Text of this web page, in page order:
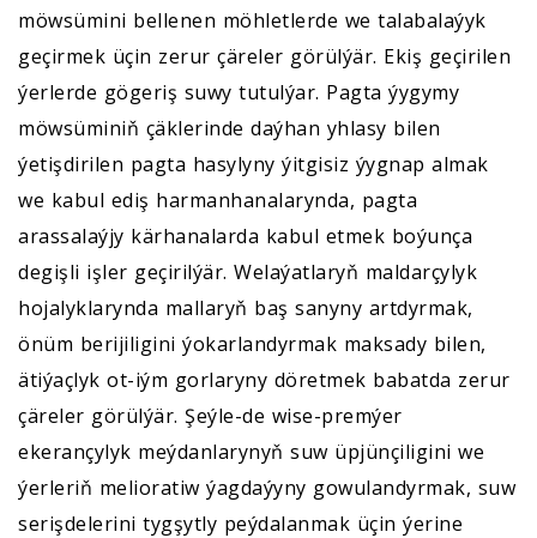
möwsümini bellenen möhletlerde we talabalaýyk
geçirmek üçin zerur çäreler görülýär. Ekiş geçirilen
ýerlerde gögeriş suwy tutulýar. Pagta ýygymy
möwsüminiň çäklerinde daýhan yhlasy bilen
ýetişdirilen pagta hasylyny ýitgisiz ýygnap almak
we kabul ediş harmanhanalarynda, pagta
arassalaýjy kärhanalarda kabul etmek boýunça
degişli işler geçirilýär. Welaýatlaryň maldarçylyk
hojalyklarynda mallaryň baş sanyny artdyrmak,
önüm berijiligini ýokarlandyrmak maksady bilen,
ätiýaçlyk ot-iým gorlaryny döretmek babatda zerur
çäreler görülýär. Şeýle-de wise-premýer
ekerançylyk meýdanlarynyň suw üpjünçiligini we
ýerleriň melioratiw ýagdaýyny gowulandyrmak, suw
serişdelerini tygşytly peýdalanmak üçin ýerine